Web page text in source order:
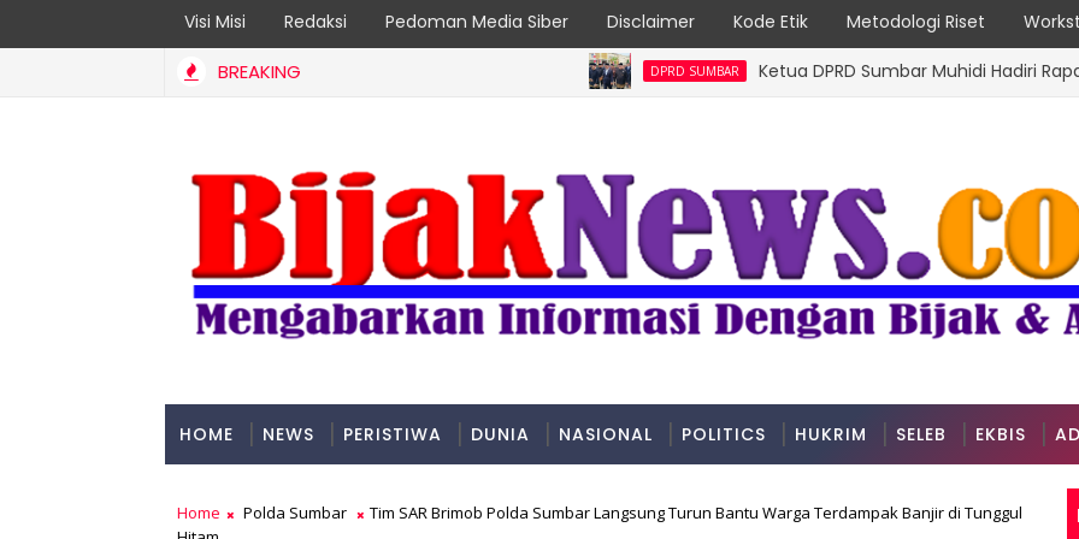
Visi Misi Redaksi Pedoman Media Siber Disclaimer Kode Etik Metodologi Riset
BREAKING DPRD SUMBAR Ketua DPRD Sumbar Muhidi Hadiri Rapat
HOME NEWS PERISTIWA DUNIA NASIONAL POLITICS HUKRIM SELEB EKBIS
Home Polda Sumbar
Tim SAR Brimob Polda Sumbar Langsung Turun Bantu Warga Terdampak Banjir di Tunggul